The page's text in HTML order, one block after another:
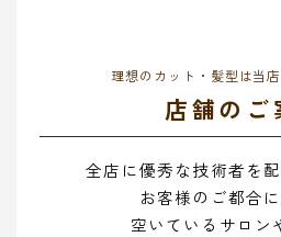
理想のカット・髪型は当
店舗のご
全店に優秀な技術者を配
お客様のご都合
空いているサロン